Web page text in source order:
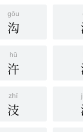
gōu
沟
hǔ
汻
zhī
汥